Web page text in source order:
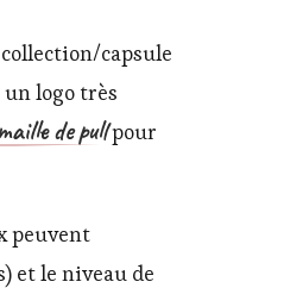
capsule
logo très
de pullpour
peuvent
et le niveau de